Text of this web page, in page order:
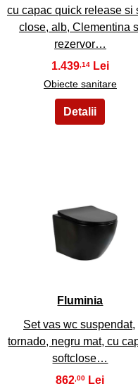
cu capac quick release si
close, alb, Clementina
rezervor…
1.439,14
Obiecte sanitare
Fluminia
Set vas wc suspendat,
tornado, negru mat, cu
softclose…
862,00